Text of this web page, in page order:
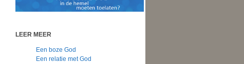
LEER MEER
Een boze God
Een relatie met God